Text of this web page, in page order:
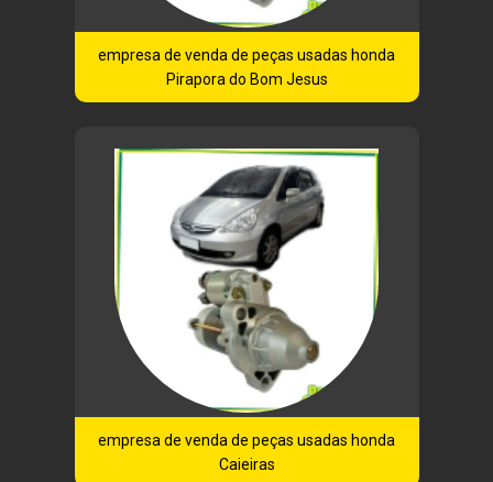
empresa de venda de peças usadas honda
Pirapora do Bom Jesus
empresa de venda de peças usadas honda
Caieiras